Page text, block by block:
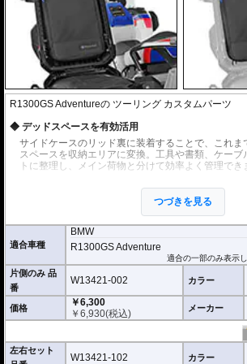
R1300GS Adventureの ツーリング カスタムパーツ
デッドスペースを有効活用
サイドケースのリッド裏に装着することで、これま
スペースを収納エリアに変換。工具や書類、ケーブ
トに整理し、メイン荷物と分けて効率よく管理でき
必要なものを素早く取り出し
バッグごと取り外して持ち運びが可能。使用頻度の
にして収納でき、必要なときにすぐ取り出せます。
り、中身がバラつかず実用的です。
4本のゴムループでリッド内側の所定ポイントに固
計。工具不要で誰でも簡単に装着でき、必要に応じ
す。
詳細データ
寸法 : 長さ 34cm / 幅 21.5cm / 高さ 3.5cm
つづきを見る
適合車種
BMW
R1300GS Adventure
適合の一部のみ表示
片側のみ 品
番
W13421-002 カラー
価格
￥6,300
￥6,930(税込) メーカー
左右セット
W13421-102 カラー